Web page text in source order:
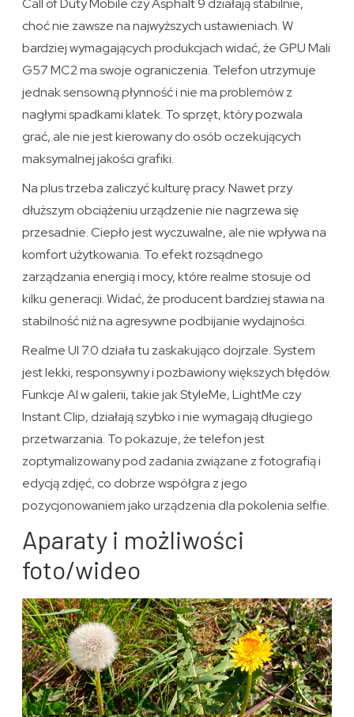
Call of Duty Mobile czy Asphalt 9 działają stabilnie,
choć nie zawsze na najwyższych ustawieniach. W
bardziej wymagających produkcjach widać, że GPU Mali
G57 MC2 ma swoje ograniczenia. Telefon utrzymuje
jednak sensowną płynność i nie ma problemów z
nagłymi spadkami klatek. To sprzęt, który pozwala
grać, ale nie jest kierowany do osób oczekujących
maksymalnej jakości grafiki.
Na plus trzeba zaliczyć kulturę pracy. Nawet przy
dłuższym obciążeniu urządzenie nie nagrzewa się
przesadnie. Ciepło jest wyczuwalne, ale nie wpływa na
komfort użytkowania. To efekt rozsądnego
zarządzania energią i mocy, które realme stosuje od
kilku generacji. Widać, że producent bardziej stawia na
stabilność niż na agresywne podbijanie wydajności.
Realme UI 7.0 działa tu zaskakująco dojrzale. System
jest lekki, responsywny i pozbawiony większych błędów.
Funkcje AI w galerii, takie jak StyleMe, LightMe czy
Instant Clip, działają szybko i nie wymagają długiego
przetwarzania. To pokazuje, że telefon jest
zoptymalizowany pod zadania związane z fotografią i
edycją zdjęć, co dobrze współgra z jego
pozycjonowaniem jako urządzenia dla pokolenia selfie.
Aparaty i możliwości
foto/wideo